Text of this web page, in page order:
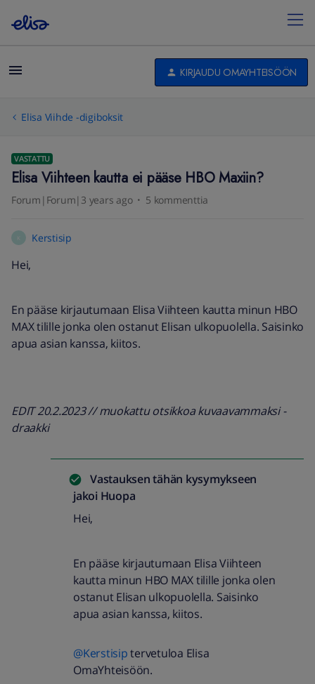
KIRJAUDU OMAYHTEISÖÖN
Elisa Viihde -digiboksit
VASTATTU
Elisa Viihteen kautta ei pääse HBO Maxiin?
Forum|Forum|3 years ago 5 kommenttia
Kerstisip
Hei,
En pääse kirjautumaan Elisa Viihteen kautta minun HBO
MAX tilille jonka olen ostanut Elisan ulkopuolella. Saisinko
apua asian kanssa, kiitos.
EDIT 20.2.2023 // muokattu otsikkoa kuvaavammaksi -
draakki
Vastauksen tähän kysymykseen
jakoi Huopa
Hei,
En pääse kirjautumaan Elisa Viihteen
kautta minun HBO MAX tilille jonka olen
ostanut Elisan ulkopuolella. Saisinko
apua asian kanssa, kiitos.
@Kerstisiptervetuloa Elisa
OmaYhteisöön.